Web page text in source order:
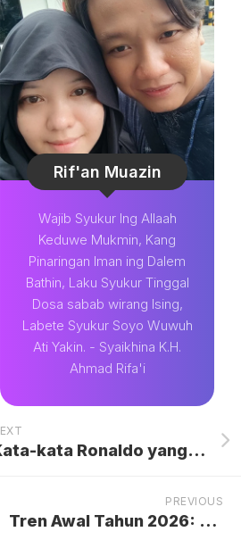
Rif'an Muazin
Wajib Syukur Ing Allaah
Keduwe Mukmin, Kang
Pinaringan Iman ing Dalem
Bathin, Laku Syukur Tinggal
Dosa sabab wirang Ising,
Labete Syukur Soyo Wuwuh
Ati Yakin. - Syaikhina K.H.
Ahmad Rifa'i
Kata-kata Ronaldo yang Cetak Gol Lagi Usai ‘Drama Ngambek’ di Al Nassr
PREVIOUS
Tren Awal Tahun 2026: Mobil Listrik-PHEV ‘Beringas’, Hybrid Gimana?